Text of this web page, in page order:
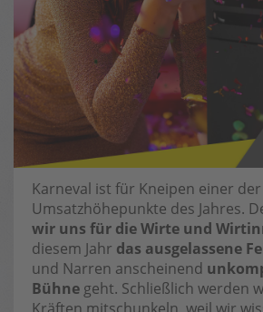
Karneval ist für Kneipen einer der
Umsatzhöhepunkte des Jahres.
wir uns für die Wirte und
diesem Jahr das ausgelassene
und Narren anscheinend
Bühne geht. Schließlich werden